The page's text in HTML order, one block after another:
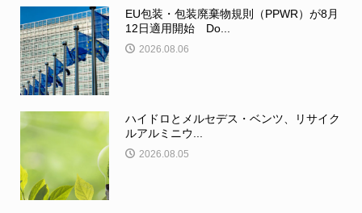
EU包装・包装廃棄物規則（PPWR）が8月
12日適用開始 Do...
2026.08.06
ハイドロとメルセデス・ベンツ、リサイク
ルアルミニウ...
2026.08.05